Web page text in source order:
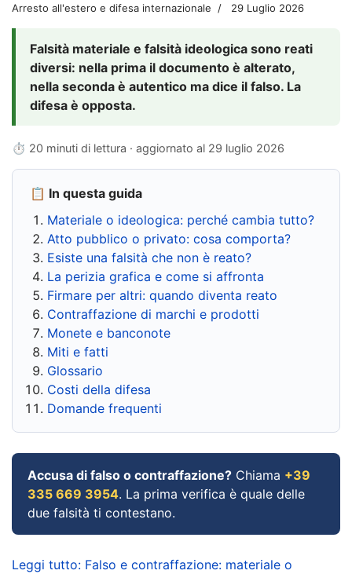
Arresto all'estero e difesa internazionale 29 Luglio 2026
Falsità materiale e falsità ideologica sono reati
diversi: nella prima il documento è alterato,
nella seconda è autentico ma dice il falso. La
difesa è opposta.
⏱ 20 minuti di lettura · aggiornato al 29 luglio 2026
📋 In questa guida
Materiale o ideologica: perché cambia tutto?
Atto pubblico o privato: cosa comporta?
Esiste una falsità che non è reato?
La perizia grafica e come si affronta
Firmare per altri: quando diventa reato
Contraffazione di marchi e prodotti
Monete e banconote
Miti e fatti
Glossario
Costi della difesa
Domande frequenti
Accusa di falso o contraffazione? Chiama +39
335 669 3954. La prima verifica è quale delle
due falsità ti contestano.
Leggi tutto: Falso e contraffazione: materiale o